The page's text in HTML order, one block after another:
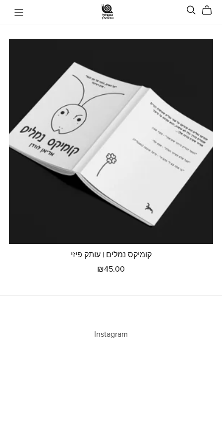
קומיקס נמלים | עותק פיזי
₪45.00
Instagram